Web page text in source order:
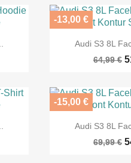

Audi S3 8L
64,99 €
-13,00 €

Audi S3 8L
69,99 €
-15,00 €